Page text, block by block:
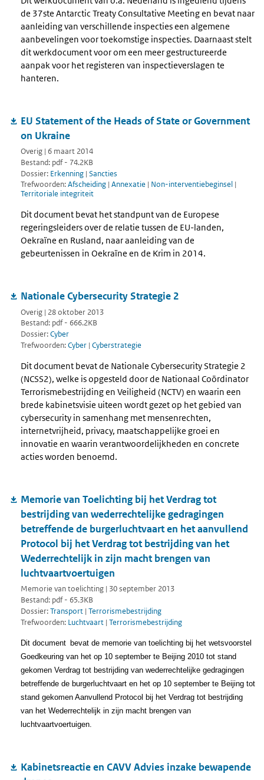
de 37ste Antarctic Treaty Consultative Meeting en bevat naar
aanleiding van verschillende inspecties een algemene
aanbevelingen voor toekomstige inspecties. Daarnaast stelt
dit werkdocument voor om een meer gestructureerde
aanpak voor het registeren van inspectieverslagen te
hanteren.
EU Statement of the Heads of State or Government
on Ukraine
Overig | 6 maart 2014
Bestand: pdf - 74.2KB
Dossier: Erkenning | Sancties
Trefwoorden:Afscheiding | Annexatie | Non-interventiebeginsel |
Territoriale integriteit
Dit document bevat het standpunt van de Europese
regeringsleiders over de relatie tussen de EU-landen,
Oekraïne en Rusland, naar aanleiding van de
gebeurtenissen in Oekraïne en de Krim in 2014.
Nationale Cybersecurity Strategie 2
Overig | 28 oktober 2013
Bestand: pdf - 666.2KB
Dossier:Cyber
Trefwoorden:Cyber | Cyberstrategie
Dit document bevat de Nationale Cybersecurity Strategie 2
(NCSS2), welke is opgesteld door de Nationaal Coördinator
Terrorismebestrijding en Veiligheid (NCTV) en waarin een
brede kabinetsvisie uiteen wordt gezet op het gebied van
cybersecurity in samenhang met mensenrechten,
internetvrijheid, privacy, maatschappelijke groei en
innovatie en waarin verantwoordelijkheden en concrete
acties worden benoemd.
Memorie van Toelichting bij het Verdrag tot
bestrijding van wederrechtelijke gedragingen
betreffende de burgerluchtvaart en het aanvullend
Protocol bij het Verdrag tot bestrijding van het
Wederrechtelijk in zijn macht brengen van
luchtvaartvoertuigen
Memorie van toelichting | 30 september 2013
Bestand: pdf - 65.3KB
Dossier:Transport | Terrorismebestrijding
Trefwoorden: Luchtvaart | Terrorismebestrijding
Dit document bevat de memorie van toelichting bij het wetsvoorstel
Goedkeuring van het op 10 september te Beijing 2010 tot stand
gekomen Verdrag tot bestrijding van wederrechtelijke gedragingen
betreffende de burgerluchtvaart en het op 10 september te Beijing tot
stand gekomen Aanvullend Protocol bij het Verdrag tot bestrijding
van het Wederrechtelijk in zijn macht brengen van
luchtvaartvoertuigen.
Kabinetsreactie en CAVV Advies inzake bewapende